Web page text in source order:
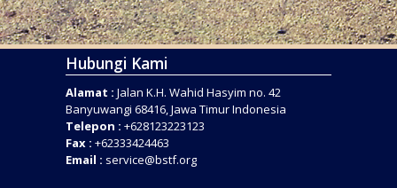
Hubungi Kami
Alamat : Jalan K.H. Wahid Hasyim no. 42
Banyuwangi 68416, Jawa Timur Indonesia
Telepon : +628123223123
Fax : +62333424463
Email : service@bstf.org